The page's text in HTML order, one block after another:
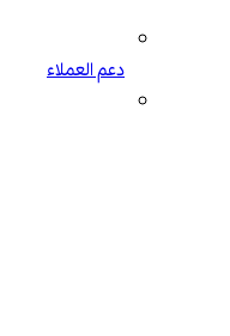
دعم العملاء